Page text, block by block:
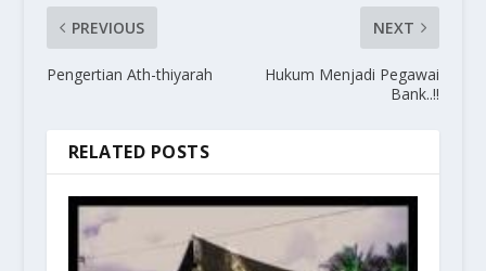
PREVIOUS
Pengertian Ath-thiyarah
NEXT
Hukum Menjadi Pegawai
Bank..!!
RELATED POSTS